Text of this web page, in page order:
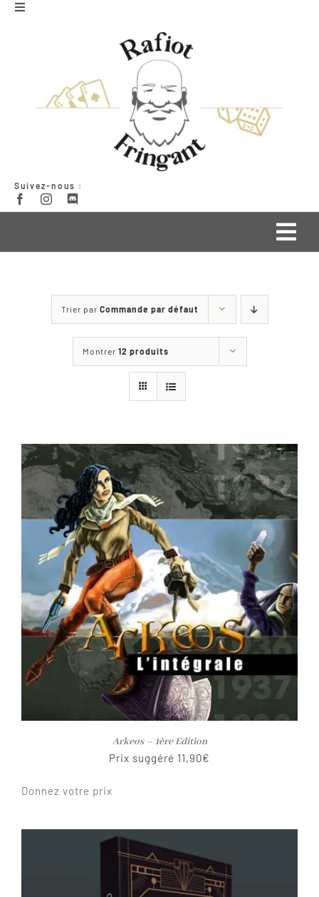
Passer
Suivez-nous :
Toggle
Les jeux
Contact
Trier par Commande par défaut
Montrer 12 produits
Arkeos – 1ère Edition
Prix suggéré 11,90€
Donnez votre prix